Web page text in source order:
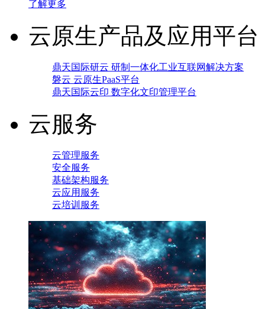
了解更多
云原生产品及应用平台
鼎天国际研云 研制一体化工业互联网解决方案
磐云 云原生PaaS平台
鼎天国际云印 数字化文印管理平台
云服务
云管理服务
安全服务
基础架构服务
云应用服务
云培训服务